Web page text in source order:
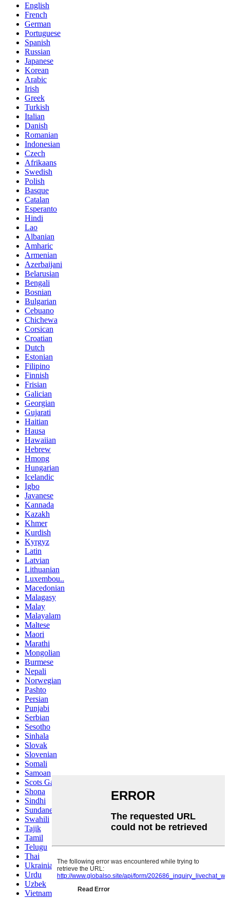
English
French
German
Portuguese
Spanish
Russian
Japanese
Korean
Arabic
Irish
Greek
Turkish
Italian
Danish
Romanian
Indonesian
Czech
Afrikaans
Swedish
Polish
Basque
Catalan
Esperanto
Hindi
Lao
Albanian
Amharic
Armenian
Azerbaijani
Belarusian
Bengali
Bosnian
Bulgarian
Cebuano
Chichewa
Corsican
Croatian
Dutch
Estonian
Filipino
Finnish
Frisian
Galician
Georgian
Gujarati
Haitian
Hausa
Hawaiian
Hebrew
Hmong
Hungarian
Icelandic
Igbo
Javanese
Kannada
Kazakh
Khmer
Kurdish
Kyrgyz
Latin
Latvian
Lithuanian
Luxembou..
Macedonian
Malagasy
Malay
Malayalam
Maltese
Maori
Marathi
Mongolian
Burmese
Nepali
Norwegian
Pashto
Persian
Punjabi
Serbian
Sesotho
Sinhala
Slovak
Slovenian
Somali
Samoan
Scots Gaelic
Shona
Sindhi
Sundanese
Swahili
Tajik
Tamil
Telugu
Thai
Ukrainian
Urdu
Uzbek
Vietnamese